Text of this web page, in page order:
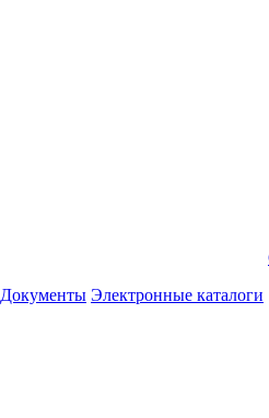
Документы Электронные каталоги